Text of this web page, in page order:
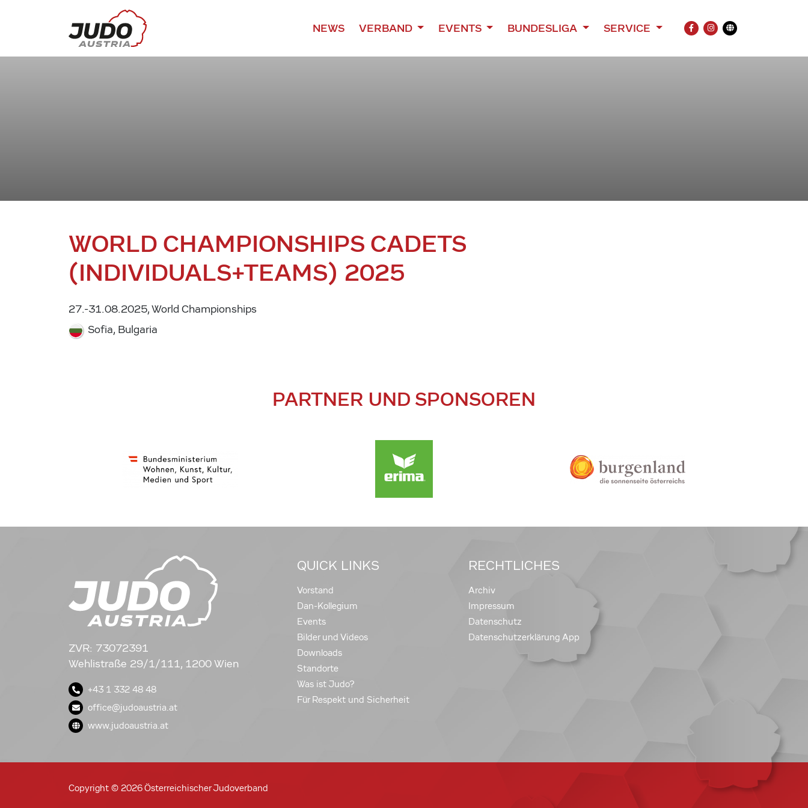
NEWS VERBAND EVENTS BUNDESLIGA SERVICE
FACEBOOK
INSTAGRAM
Übersetzung
WORLD CHAMPIONSHIPS CADETS
(INDIVIDUALS+TEAMS) 2025
27.-31.08.2025, World Championships
Sofia, Bulgaria
PARTNER UND SPONSOREN
ZVR: 73072391
Wehlistraße 29/1/111, 1200 Wien
+43 1 332 48 48
office@judoaustria.at
www.judoaustria.at
QUICK LINKS
Vorstand
Dan-Kollegium
Events
Bilder und Videos
Downloads
Standorte
Was ist Judo?
Für Respekt und Sicherheit
RECHTLICHES
Archiv
Impressum
Datenschutz
Datenschutzerklärung App
Copyright © 2026 Österreichischer Judoverband